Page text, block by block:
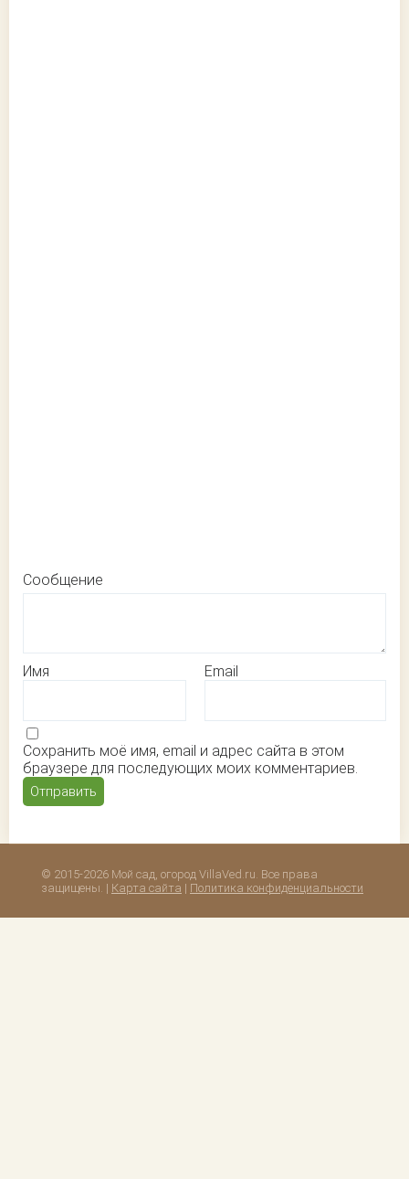
Сообщение
Имя Email
Сохранить моё имя, email и адрес сайта в этом
браузере для последующих моих комментариев.
© 2015-2026 Мой сад, огород VillaVed.ru. Все права
защищены. | Карта сайта | Политика конфиденциальности